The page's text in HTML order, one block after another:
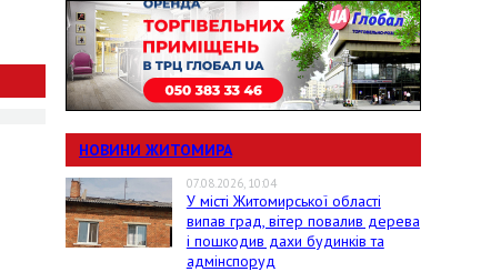
НОВИНИ ЖИТОМИРА
07.08.2026, 10:04
У місті Житомирської області
випав град, вітер повалив дерева
і пошкодив дахи будинків та
адмінспоруд